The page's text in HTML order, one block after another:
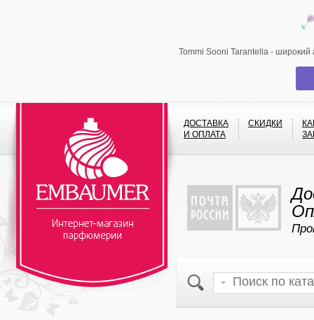
Tommi Sooni Tarantella -
ДОСТАВКА
И ОПЛАТА
СКИДКИ